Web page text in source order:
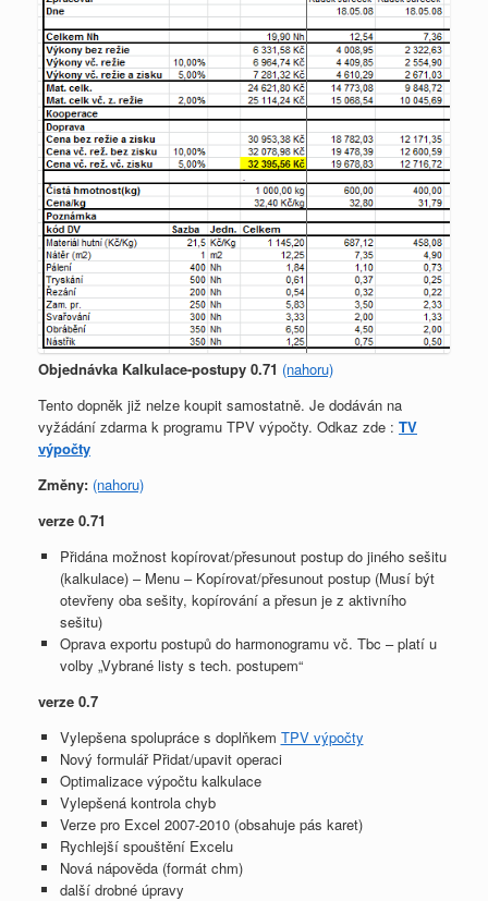
Objednávka Kalkulace-postupy 0.71 (nahoru)
Tento dopněk již nelze koupit samostatně. Je dodáván na
vyžádání zdarma k programu TPV výpočty. Odkaz zde : TV
výpočty
Změny: (nahoru)
verze 0.71
Přidána možnost kopírovat/přesunout postup do jiného sešitu
(kalkulace) – Menu – Kopírovat/přesunout postup (Musí být
otevřeny oba sešity, kopírování a přesun je z aktivního
sešitu)
Oprava exportu postupů do harmonogramu vč. Tbc – platí u
volby „Vybrané listy s tech. postupem“
verze 0.7
Vylepšena spolupráce s doplňkem TPV výpočty
Nový formulář Přidat/upavit operaci
Optimalizace výpočtu kalkulace
Vylepšená kontrola chyb
Verze pro Excel 2007-2010 (obsahuje pás karet)
Rychlejší spouštění Excelu
Nová nápověda (formát chm)
další drobné úpravy